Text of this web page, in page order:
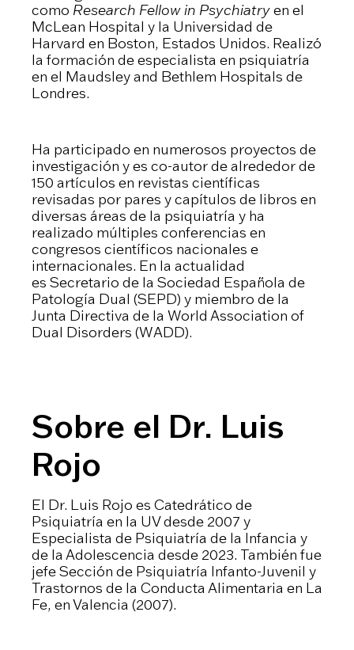
como Research Fellow in Psychiatryen el
McLean Hospital y la Universidad de
Harvard en Boston, Estados Unidos. Realizó
la formación de especialista en psiquiatría
en el Maudsley and Bethlem Hospitals de
Londres.
Ha participado en numerosos proyectos de
investigación y es co-autor de alrededor de
150 artículos en revistas científicas
revisadas ​​por pares y capítulos de libros en
diversas áreas de la psiquiatría y ha
realizado múltiples conferencias en
congresos científicos nacionales e
internacionales. En la actualidad
es Secretario de la Sociedad Española de
Patología Dual (SEPD) y miembro de la
Junta Directiva de la World Association of
Dual Disorders (WADD).
Sobre el Dr. Luis
Rojo
El Dr. Luis Rojo es Catedrático de
Psiquiatría en la UV desde 2007 y
Especialista de Psiquiatría de la Infancia y
de la Adolescencia desde 2023. También fue
jefe Sección de Psiquiatría Infanto-Juvenil y
Trastornos de la Conducta Alimentaria en La
Fe, en Valencia (2007).